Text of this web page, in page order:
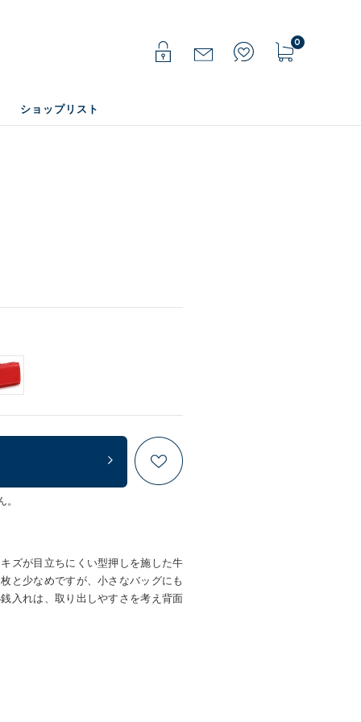
0
ショップリスト
ズが目立ちにくい型押しを施した牛
と少なめですが、小さなバッグにも
入れは、取り出しやすさを考え背面